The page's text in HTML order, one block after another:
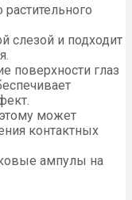
слезой и подходит
поверхности глаз
может
контактных
ампулы на